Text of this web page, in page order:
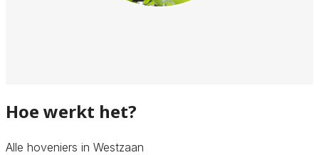
Hoe werkt het?
Alle hoveniers in Westzaan